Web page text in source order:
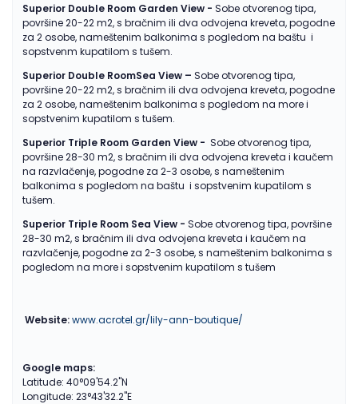
Superior Double Room Garden View - Sobe otvorenog tipa,
površine 20-22 m2, s bračnim ili dva odvojena kreveta, pogodne
za 2 osobe, nameštenim balkonima s pogledom na baštu i
sopstvenm kupatilom s tušem.
Superior Double RoomSea View – Sobe otvorenog tipa,
površine 20-22 m2, s bračnim ili dva odvojena kreveta, pogodne
za 2 osobe, nameštenim balkonima s pogledom na more i
sopstvenim kupatilom s tušem.
Superior Triple Room Garden View - Sobe otvorenog tipa,
površine 28-30 m2, s bračnim ili dva odvojena kreveta i kaučem
na razvlačenje, pogodne za 2-3 osobe, s nameštenim
balkonima s pogledom na baštu i sopstvenim kupatilom s
tušem.
Superior Triple Room Sea View - Sobe otvorenog tipa, površine
28-30 m2, s bračnim ili dva odvojena kreveta i kaučem na
razvlačenje, pogodne za 2-3 osobe, s nameštenim balkonima s
pogledom na more i sopstvenim kupatilom s tušem
Website:www.acrotel.gr/lily-ann-boutique/
Google maps:
Latitude: 40°09'54.2"N
Longitude: 23°43'32.2"E